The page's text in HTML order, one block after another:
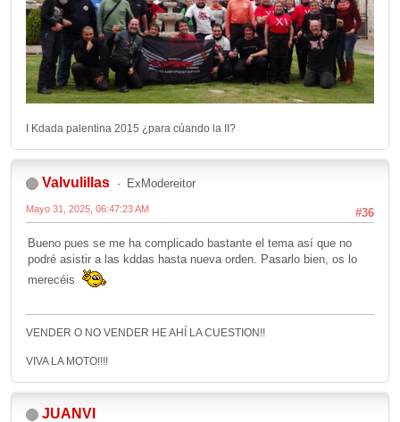
I Kdada palentina 2015 ¿para cúando la II?
Valvulillas ExModereitor
#36
Mayo 31, 2025, 06:47:23 AM
Bueno pues se me ha complicado bastante el tema así que no
podré asistir a las kddas hasta nueva orden. Pasarlo bien, os lo
merecéis
VENDER O NO VENDER HE AHÍ LA CUESTION!!
VIVA LA MOTO!!!!
JUANVI